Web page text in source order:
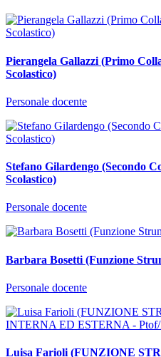
Pierangela Gallazzi (Primo
Scolastico)
Personale docente
Stefano Gilardengo (Secondo
Scolastico)
Personale docente
Barbara Bosetti (Funzione
Personale docente
Luisa Farioli (FUNZIONE